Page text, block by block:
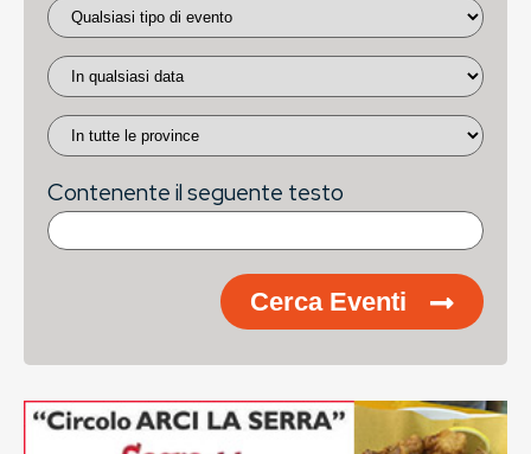
Contenente il seguente testo
Cerca Eventi